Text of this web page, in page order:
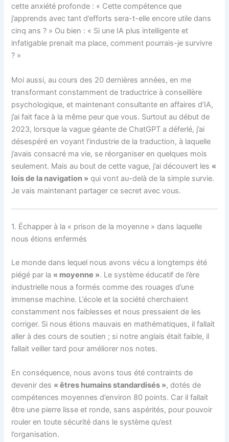
cette anxiété profonde : « Cette compétence que
j’apprends avec tant d’efforts sera-t-elle encore utile dans
cinq ans ? » Ou bien : « Si une IA plus intelligente et
infatigable prenait ma place, comment pourrais-je survivre
? »
Moi aussi, au cours des 20 dernières années, en me
transformant constamment de traductrice à conseillère
psychologique, et maintenant consultante en affaires d’IA,
j’ai fait face à la même peur que vous. Surtout au début de
2023, lorsque la vague géante de ChatGPT a déferlé, j’ai
désespéré en voyant l’industrie de la traduction, à laquelle
j’avais consacré ma vie, se réorganiser en quelques mois
seulement. Mais au bout de cette vague, j’ai découvert les «
lois de la navigation » qui vont au-delà de la simple survie.
Je vais maintenant partager ce secret avec vous.
1. Échapper à la « prison de la moyenne » dans laquelle
nous étions enfermés
Le monde dans lequel nous avons vécu a longtemps été
piégé par la « moyenne ». Le système éducatif de l’ère
industrielle nous a formés comme des rouages d’une
immense machine. L’école et la société cherchaient
constamment nos faiblesses et nous pressaient de les
corriger. Si nous étions mauvais en mathématiques, il fallait
aller à des cours de soutien ; si notre anglais était faible, il
fallait veiller tard pour améliorer nos notes.
En conséquence, nous avons tous été contraints de
devenir des « êtres humains standardisés », dotés de
compétences moyennes d’environ 80 points. Car il fallait
être une pierre lisse et ronde, sans aspérités, pour pouvoir
rouler en toute sécurité dans le système qu’est
l’organisation.